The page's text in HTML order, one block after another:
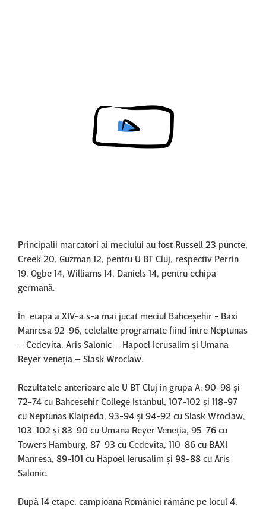
Principalii marcatori ai meciului au fost Russell 23 puncte,
Creek 20, Guzman 12, pentru U BT Cluj, respectiv Perrin
19, Ogbe 14, Williams 14, Daniels 14, pentru echipa
germană.
În etapa a XIV-a s-a mai jucat meciul Bahceşehir - Baxi
Manresa 92-96, celelalte programate fiind între Neptunas
– Cedevita, Aris Salonic – Hapoel Ierusalim şi Umana
Reyer veneţia – Slask Wroclaw.
Rezultatele anterioare ale U BT Cluj în grupa A: 90-98 şi
72-74 cu Bahceşehir College Istanbul, 107-102 şi 118-97
cu Neptunas Klaipeda, 93-94 şi 94-92 cu Slask Wroclaw,
103-102 şi 83-90 cu Umana Reyer Veneţia, 95-76 cu
Towers Hamburg, 87-93 cu Cedevita, 110-86 cu BAXI
Manresa, 89-101 cu Hapoel Ierusalim şi 98-88 cu Aris
Salonic.
După 14 etape, campioana României rămâne pe locul 4,